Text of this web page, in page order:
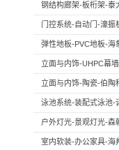
钢结构廊架-板桁架-泰
门控系统-自动门-濠振
弹性地板-PVC地板-海
立面与内饰-UHPC幕
立面与内饰-陶瓷-伯陶
泳池系统-装配式泳池-
户外灯光-景观灯光-森
室内软装-办公家具-海